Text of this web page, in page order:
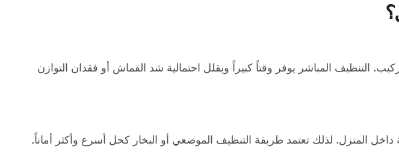
التنظيف المباشر يوفر وقتاً كبيراً ويقلل احتمالية شد القماش أو فقدان التوازن
المنزل. لذلك تعتمد طريقة التنظيف الموضعي أو البخار كحل أسرع وأكثر أماناً.